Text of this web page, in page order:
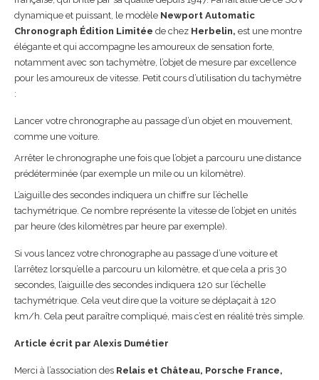
dynamique et puissant, le modèle Newport Automatic
Chronograph Édition Limitée de chez Herbelin, est une montre
élégante et qui accompagne les amoureux de sensation forte,
notamment avec son tachymètre, l’objet de mesure par excellence
pour les amoureux de vitesse. Petit cours d’utilisation du tachymètre
:
Lancer votre chronographe au passage d’un objet en mouvement,
comme une voiture.
Arrêter le chronographe une fois que l’objet a parcouru une distance
prédéterminée (par exemple un mile ou un kilomètre).
L’aiguille des secondes indiquera un chiffre sur l’échelle
tachymétrique. Ce nombre représente la vitesse de l’objet en unités
par heure (des kilomètres par heure par exemple).
Si vous lancez votre chronographe au passage d’une voiture et
l’arrêtez lorsqu’elle a parcouru un kilomètre, et que cela a pris 30
secondes, l’aiguille des secondes indiquera 120 sur l’échelle
tachymétrique. Cela veut dire que la voiture se déplaçait à 120
km/h. Cela peut paraître compliqué, mais c’est en réalité très simple.
Article écrit par Alexis Dumétier
Merci à l’association des Relais et Château, Porsche France,